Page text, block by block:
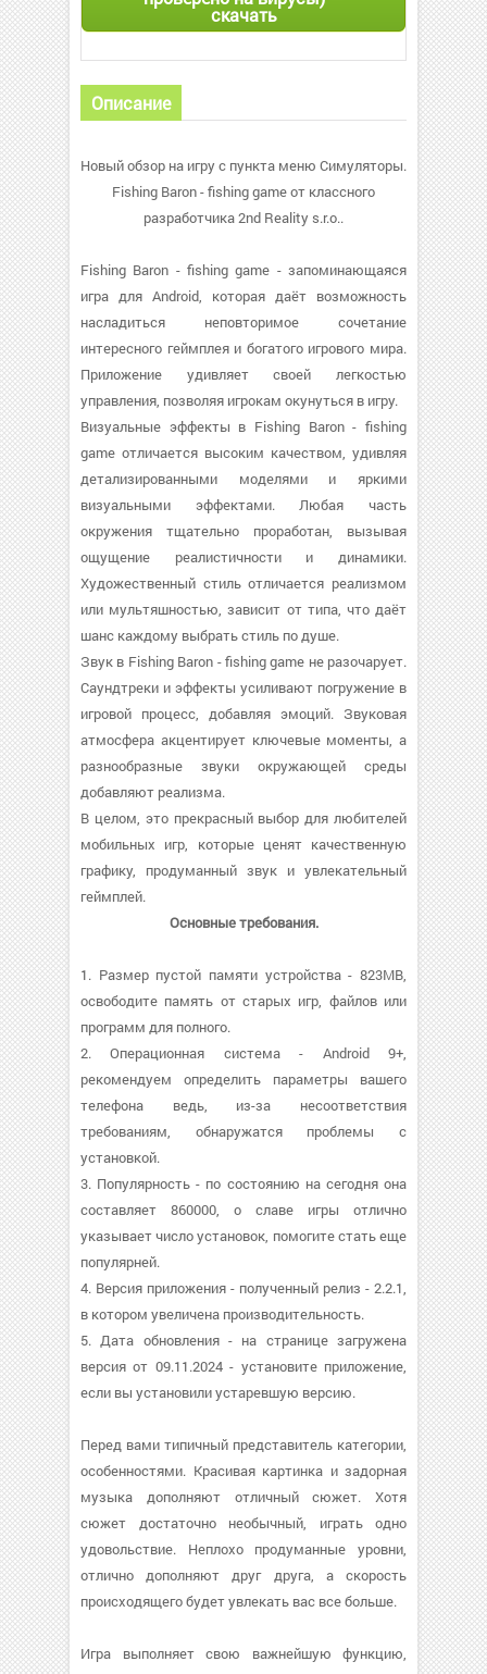
скачать
Описание
Новый обзор на игру с пункта меню Симуляторы.
Fishing Baron - fishing game от классного
разработчика 2nd Reality s.r.o..
Fishing Baron - fishing game - запоминающаяся
игра для Android, которая даёт возможность
насладиться неповторимое сочетание
интересного геймплея и богатого игрового мира.
Приложение удивляет своей легкостью
управления, позволяя игрокам окунуться в игру.
Визуальные эффекты в Fishing Baron - fishing
game отличается высоким качеством, удивляя
детализированными моделями и яркими
визуальными эффектами. Любая часть
окружения тщательно проработан, вызывая
ощущение реалистичности и динамики.
Художественный стиль отличается реализмом
или мультяшностью, зависит от типа, что даёт
шанс каждому выбрать стиль по душе.
Звук в Fishing Baron - fishing game не разочарует.
Саундтреки и эффекты усиливают погружение в
игровой процесс, добавляя эмоций. Звуковая
атмосфера акцентирует ключевые моменты, а
разнообразные звуки окружающей среды
добавляют реализма.
В целом, это прекрасный выбор для любителей
мобильных игр, которые ценят качественную
графику, продуманный звук и увлекательный
геймплей.
Основные требования.
1. Размер пустой памяти устройства - 823MB,
освободите память от старых игр, файлов или
программ для полного.
2. Операционная система - Android 9+,
рекомендуем определить параметры вашего
телефона ведь, из-за несоответствия
требованиям, обнаружатся проблемы с
установкой.
3. Популярность - по состоянию на сегодня она
составляет 860000, о cлаве игры отлично
указывает число установок, помогите стать еще
популярней.
4. Версия приложения - полученный релиз - 2.2.1,
в котором увеличена производительность.
5. Дата обновления - на странице загружена
версия от 09.11.2024 - установите приложение,
если вы установили устаревшую версию.
Перед вами типичный представитель категории,
особенностями. Красивая картинка и задорная
музыка дополняют отличный сюжет. Хотя
сюжет достаточно необычный, играть одно
удовольствие. Неплохо продуманные уровни,
отлично дополняют друг друга, а скорость
происходящего будет увлекать вас все больше.
Игра выполняет свою важнейшую функцию,